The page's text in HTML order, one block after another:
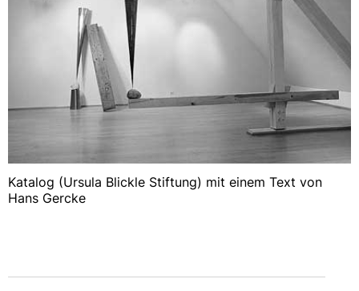
Katalog (Ursula Blickle Stiftung) mit einem Text von
Hans Gercke